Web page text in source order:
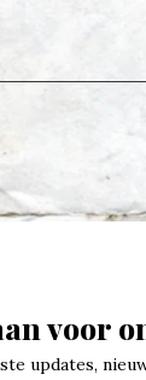
voor
updates,